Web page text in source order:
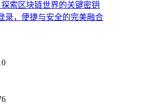
探索区块链世界的关键密钥
录，便捷与安全的完美融合